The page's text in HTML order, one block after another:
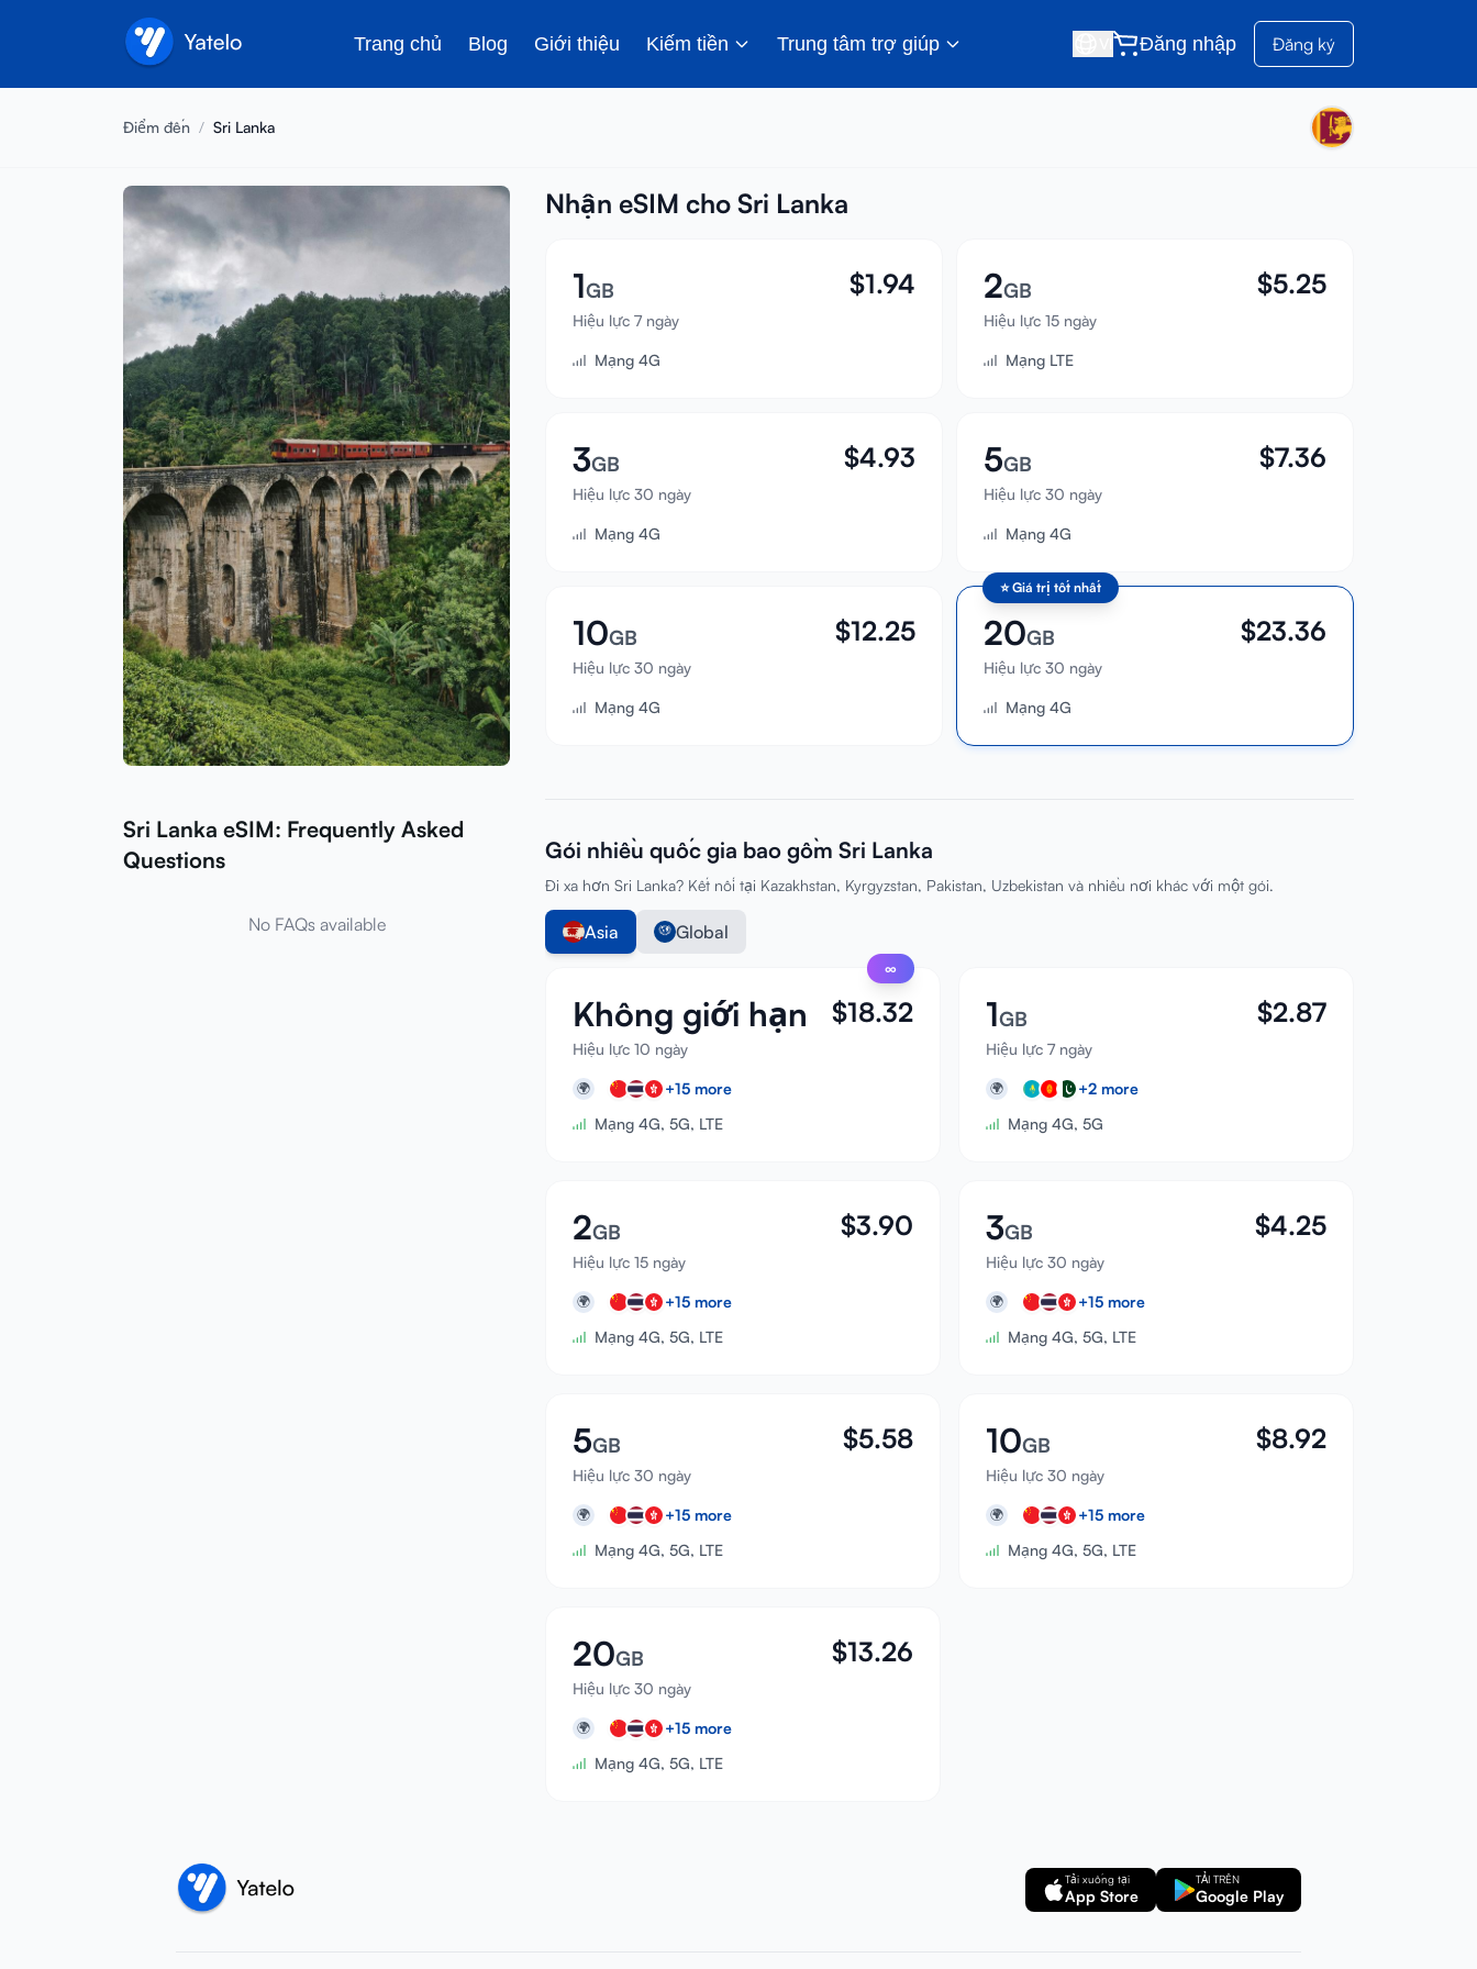
Trang chủ Blog Giới thiệu Kiếm tiền Trung tâm trợ giúp Đăng nhập Đăng ký
Điểm đến / Sri Lanka
Sri Lanka eSIM: Frequently Asked
Questions
No FAQs available
Nhận eSIM cho Sri Lanka
1GB
Hiệu lực 7 ngày
$1.94
Mạng 4G
2GB
Hiệu lực 15 ngày
$5.25
Mạng LTE
3GB
Hiệu lực 30 ngày
$4.93
Mạng 4G
5GB
Hiệu lực 30 ngày
$7.36
Mạng 4G
10GB
Hiệu lực 30 ngày
$12.25
Mạng 4G
⭐Giá trị tốt nhất
20GB
Hiệu lực 30 ngày
$23.36
Mạng 4G
Gói nhiều quốc gia bao gồm Sri Lanka
Đi xa hơn Sri Lanka? Kết nối tại Kazakhstan, Kyrgyzstan, Pakistan, Uzbekistan và nhiều nơi khác với một gói.
Asia Global
∞
Không giới hạn
Hiệu lực 10 ngày
$18.32
🌍 +15 more
Mạng 4G, 5G, LTE
1GB
Hiệu lực 7 ngày
$2.87
🌍 +2 more
Mạng 4G, 5G
2GB
Hiệu lực 15 ngày
$3.90
🌍 +15 more
Mạng 4G, 5G, LTE
3GB
Hiệu lực 30 ngày
$4.25
🌍 +15 more
Mạng 4G, 5G, LTE
5GB
Hiệu lực 30 ngày
$5.58
🌍 +15 more
Mạng 4G, 5G, LTE
10GB
Hiệu lực 30 ngày
$8.92
🌍 +15 more
Mạng 4G, 5G, LTE
20GB
Hiệu lực 30 ngày
$13.26
🌍 +15 more
Mạng 4G, 5G, LTE
Tải xuống tại
App Store
TẢI TRÊN
Google Play